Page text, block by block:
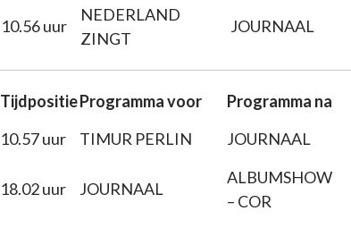
10.56 uur
NEDERLAND
ZINGT
JOURNAAL
TijdpositieProgramma voor
Programma na
10.57 uur TIMUR PERLIN
JOURNAAL
18.02 uur JOURNAAL
ALBUMSHOW
– COR